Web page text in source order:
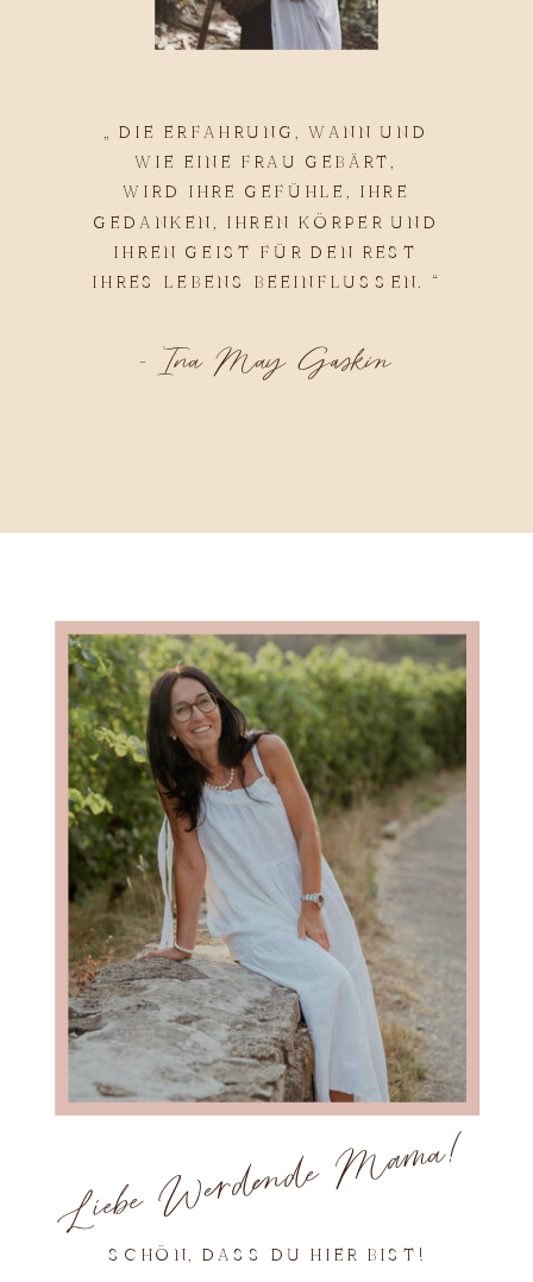
- Ina May Gaskin
„ DIE ERFAHRUNG, WANN UND
WIE EINE FRAU GEBÄRT,
WIRD IHRE GEFÜHLE, IHRE
GEDANKEN, IHREN KÖRPER UND
IHREN GEIST FÜR DEN REST
IHRES LEBENS BEEINFLUSSEN. “
Liebe Werdende Mama!
SCHÖN, DASS DU HIER BIST!